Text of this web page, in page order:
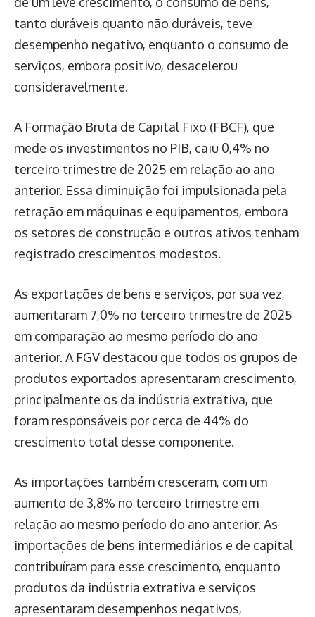
tanto duráveis quanto não duráveis, teve
desempenho negativo, enquanto o consumo de
serviços, embora positivo, desacelerou
consideravelmente.
A Formação Bruta de Capital Fixo (FBCF), que
mede os investimentos no PIB, caiu 0,4% no
terceiro trimestre de 2025 em relação ao ano
anterior. Essa diminuição foi impulsionada pela
retração em máquinas e equipamentos, embora
os setores de construção e outros ativos tenham
registrado crescimentos modestos.
As exportações de bens e serviços, por sua vez,
aumentaram 7,0% no terceiro trimestre de 2025
em comparação ao mesmo período do ano
anterior. A FGV destacou que todos os grupos de
produtos exportados apresentaram crescimento,
principalmente os da indústria extrativa, que
foram responsáveis por cerca de 44% do
crescimento total desse componente.
As importações também cresceram, com um
aumento de 3,8% no terceiro trimestre em
relação ao mesmo período do ano anterior. As
importações de bens intermediários e de capital
contribuíram para esse crescimento, enquanto
produtos da indústria extrativa e serviços
apresentaram desempenhos negativos,